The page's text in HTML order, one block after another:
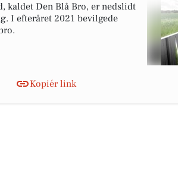
kaldet Den Blå Bro, er nedslidt
I efteråret 2021 bevilgede
Kopiér link